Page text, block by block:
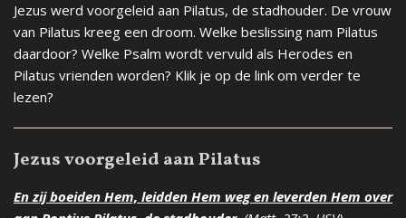
Jezus werd voorgeleid aan Pilatus, de stadhouder. De vrouw
van Pilatus kreeg een droom. Welke beslissing nam Pilatus
daardoor? Welke Psalm wordt vervuld als Herodes en
Pilatus vrienden worden? Klik je op de link om verder te
lezen?
Jezus voorgeleid aan Pilatus
En zij boeiden Hem, leidden Hem weg en leverden Hem over